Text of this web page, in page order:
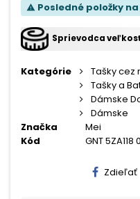
warning Posledné položky
Sprievodca
Kategórie
Tašky cez
Tašky a
Dámske
Dámske
Značka
Mei
Kód
GNT 5ZA118
Zdieľať